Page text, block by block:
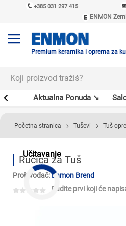
+385 031 297 415
ENMON
ENMON
Premium keramika i oprema za
Aktualna Ponuda ↘
Učitavanje
Početna stranica Tuševi Tuš
Ručica za Tuš
Proizvođač:Enmon Brend
Budite prvi koji će